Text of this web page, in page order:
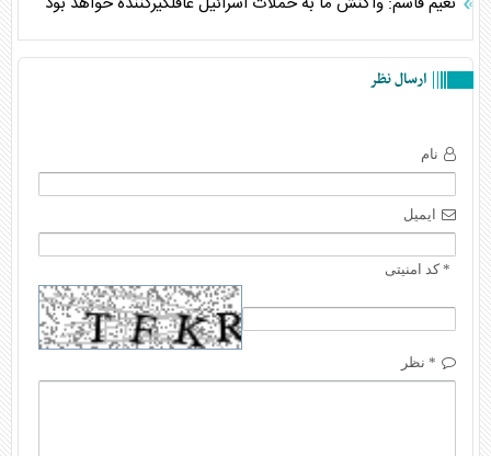
ارسال نظر
نام
ایمیل
* کد امنیتی
* نظر